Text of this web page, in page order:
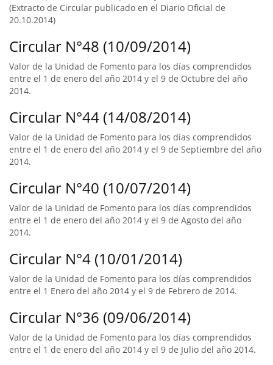
(Extracto de Circular publicado en el Diario Oficial de
20.10.2014)
Circular N°48 (10/09/2014)
Valor de la Unidad de Fomento para los días comprendidos
entre el 1 de enero del año 2014 y el 9 de Octubre del año
2014.
Circular N°44 (14/08/2014)
Valor de la Unidad de Fomento para los días comprendidos
entre el 1 de enero del año 2014 y el 9 de Septiembre del año
2014.
Circular N°40 (10/07/2014)
Valor de la Unidad de Fomento para los días comprendidos
entre el 1 de enero del año 2014 y el 9 de Agosto del año
2014.
Circular N°4 (10/01/2014)
Valor de la Unidad de Fomento para los días comprendidos
entre el 1 Enero del año 2014 y el 9 de Febrero de 2014.
Circular N°36 (09/06/2014)
Valor de la Unidad de Fomento para los días comprendidos
entre el 1 de enero del año 2014 y el 9 de Julio del año 2014.